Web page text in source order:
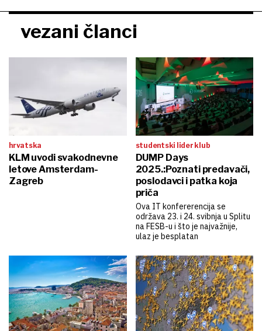
vezani članci
hrvatska
KLM uvodi svakodnevne
letove Amsterdam-
Zagreb
studentski lider klub
DUMP Days
2025.:Poznati predavači,
poslodavci i patka koja
priča
Ova IT konfererencija se
održava 23. i 24. svibnja u Splitu
na FESB-u i što je najvažnije,
ulaz je besplatan